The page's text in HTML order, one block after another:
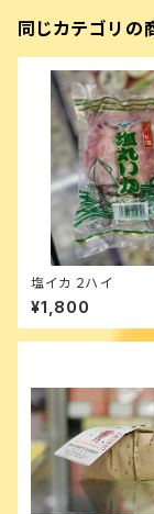
同じカテゴリの
塩イカ ２ハイ
¥1,800